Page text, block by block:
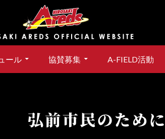
ール 協賛募集 A-FIELD活動